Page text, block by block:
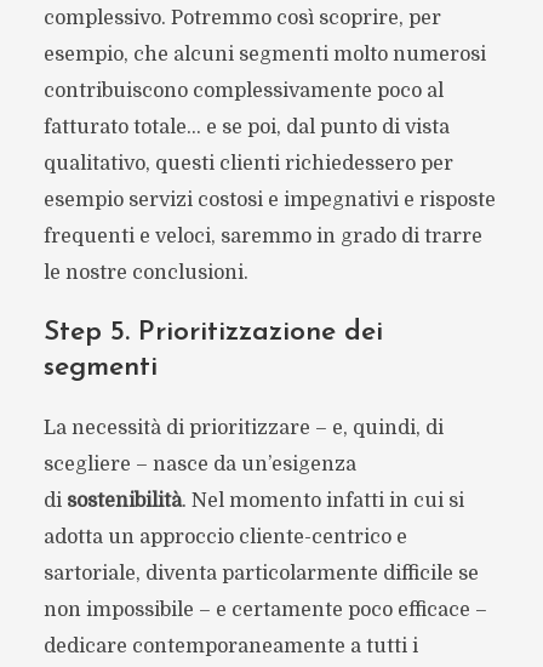
complessivo. Potremmo così scoprire, per
esempio, che alcuni segmenti molto numerosi
contribuiscono complessivamente poco al
fatturato totale… e se poi, dal punto di vista
qualitativo, questi clienti richiedessero per
esempio servizi costosi e impegnativi e risposte
frequenti e veloci, saremmo in grado di trarre
le nostre conclusioni.
Step 5. Prioritizzazione dei
segmenti
La necessità di prioritizzare – e, quindi, di
scegliere – nasce da un’esigenza
di sostenibilità. Nel momento infatti in cui si
adotta un approccio cliente-centrico e
sartoriale, diventa particolarmente difficile se
non impossibile – e certamente poco efficace –
dedicare contemporaneamente a tutti i